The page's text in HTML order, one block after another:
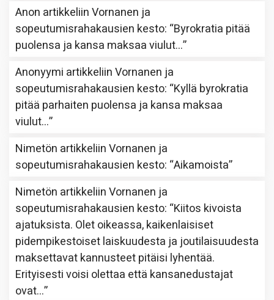
Anon artikkeliinVornanen ja
sopeutumisrahakausien kesto: “Byrokratia pitää
puolensa ja kansa maksaa viulut…”
Anonyymi artikkeliinVornanen ja
sopeutumisrahakausien kesto: “Kyllä byrokratia
pitää parhaiten puolensa ja kansa maksaa
viulut…”
Nimetön artikkeliinVornanen ja
sopeutumisrahakausien kesto: “Aikamoista”
Nimetön artikkeliinVornanen ja
sopeutumisrahakausien kesto: “Kiitos kivoista
ajatuksista. Olet oikeassa, kaikenlaisiset
pidempikestoiset laiskuudesta ja joutilaisuudesta
maksettavat kannusteet pitäisi lyhentää.
Erityisesti voisi olettaa että kansanedustajat
ovat…”